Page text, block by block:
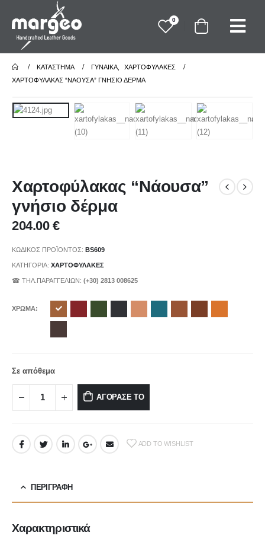
0
ΚΑΤΆΣΤΗΜΑ ΓΥΝΑΙΚΑ
ΧΑΡΤΟΦΥΛΑΚΕΣ
ΧΑΡΤΟΦΎΛΑΚΑΣ “ΝΆΟΥΣΑ” ΓΝΉΣΙΟ ΔΈΡΜΑ
Χαρτοφύλακας “Νάουσα”
γνήσιο δέρμα
204.00 €
ΚΩΔΙΚΌΣ ΠΡΟΪΌΝΤΟΣ: BS609
ΚΑΤΗΓΟΡΊΑ: ΧΑΡΤΟΦΥΛΑΚΕΣ
☎ ΤΗΛ.ΠΑΡΑΓΓΕΛΙΩΝ: (+30) 2813 008625
ΧΡΩΜΑ
Σε απόθεμα
ΑΓΟΡΑΣΕ ΤΟ
ADD TO WISHLIST
ΠΕΡΙΓΡΑΦΉ
Χαρακτηριστικά